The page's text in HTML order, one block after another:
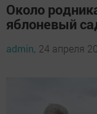
Около
яблоневый
admin, 24 апреля